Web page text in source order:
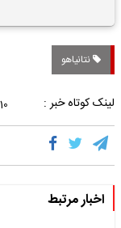
نتانیاهو
لینک کوتاه خبر :
اخبار مرتبط